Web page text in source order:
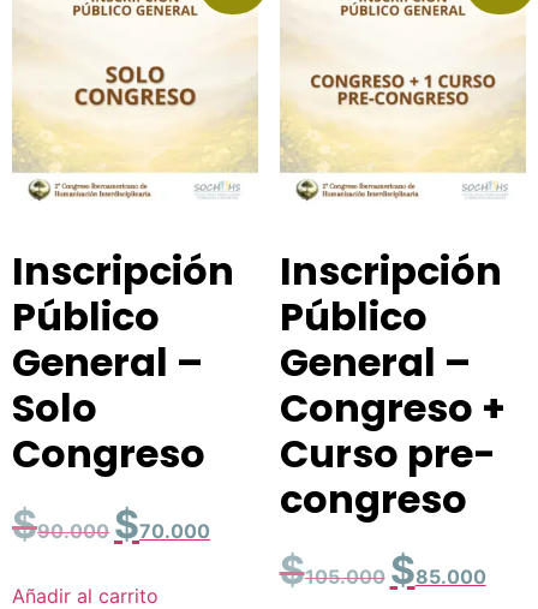
Inscripción
Público
General –
Solo
Congreso
$90.000 $70.000
Añadir al carrito
Inscripción
Público
General –
Congreso +
Curso pre-
congreso
$105.000 $85.000